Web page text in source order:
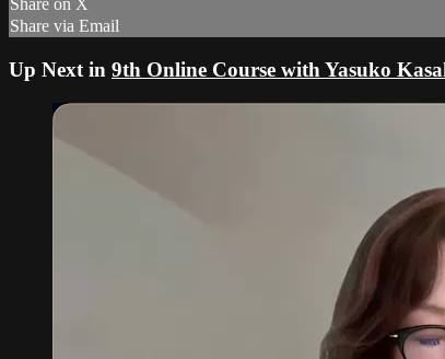
Share on X
Share via Email
Up Next in 9th Online Course with Yasuko